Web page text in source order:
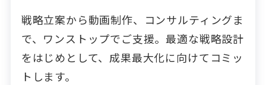
戦略立案から動画制作、コンサルティングま
で、ワンストップでご支援。最適な戦略設計
をはじめとして、成果最大化に向けてコミッ
トします。